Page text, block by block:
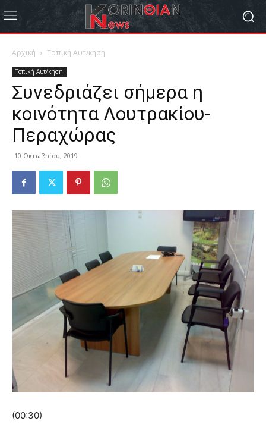
Αρχική Τοπική Αυτ/κηση
Τοπική Αυτ/κηση
Συνεδριάζει σήμερα η
κοινότητα Λουτρακίου-
Περαχώρας
10 Οκτωβρίου, 2019
(00:30)